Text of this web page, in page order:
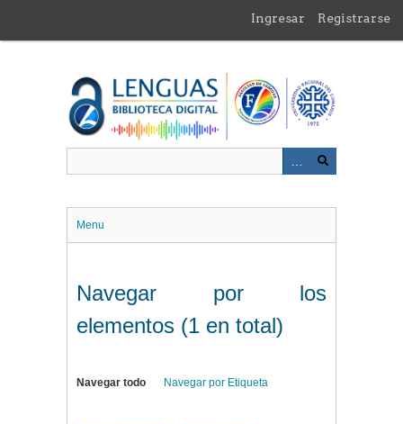
contenido
Ingresar Registrarse
Menu
Navegar por los
elementos (1 en total)
Navegar todo Navegar por Etiqueta